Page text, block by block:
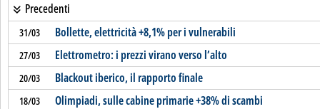
Precedenti
31/03 Bollette, elettricità +8,1% per i vulnerabili
27/03 Elettrometro: i prezzi virano verso l’alto
20/03 Blackout iberico, il rapporto finale
18/03 Olimpiadi, sulle cabine primarie +38% di scambi